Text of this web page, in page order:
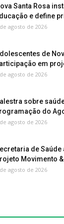
Santa Rosa
e define
agosto de 2026
de
em
agosto de 2026
sobre
do
agosto de 2026
de
Movimento
agosto de 2026